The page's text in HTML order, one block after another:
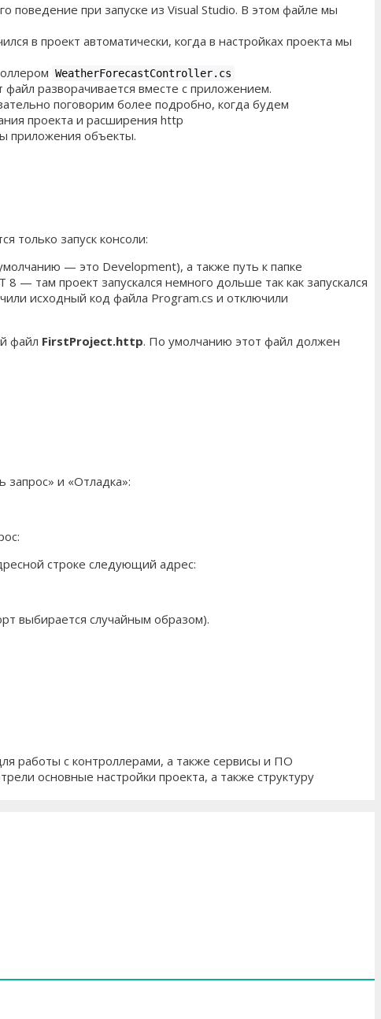
поведение при запуске из Visual Studio. В этом файле мы
в проект автоматически, когда в настройках проекта мы
WeatherForecastController.cs
файл разворачивается вместе с приложением.
поговорим более подробно, когда будем
проекта и расширения http
приложения объекты.
только запуск консоли:
— это Development), а также путь к папке
— там проект запускался немного дольше так как запускался
исходный код файла Program.cs и отключили
файл FirstProject.http. По умолчанию этот файл должен
запрос» и «Отладка»:
строке следующий адрес:
выбирается случайным образом).
работы с контроллерами, а также сервисы и ПО
основные настройки проекта, а также структуру